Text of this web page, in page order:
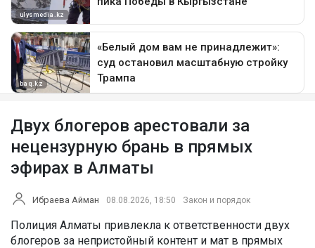
Двух блогеров арестовали за
нецензурную брань в прямых
эфирах в Алматы
Ибраева Айман 08.08.2026, 18:50 Закон и порядок
Полиция Алматы привлекла к ответственности двух
блогеров за непристойный контент и мат в прямых